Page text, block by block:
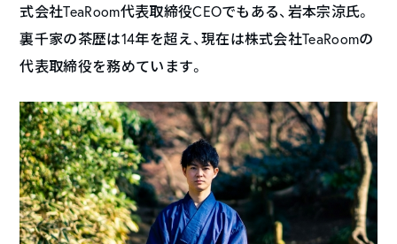
式会社TeaRoom代表取締役CEOでもある、岩本宗涼氏。
裏千家の茶歴は14年を超え、現在は株式会社TeaRoomの
代表取締役を務めています。